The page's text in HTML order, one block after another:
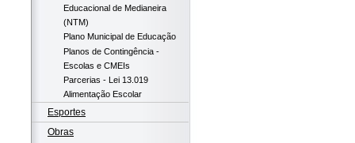
Educacional de Medianeira
(NTM)
Plano Municipal de Educação
Planos de Contingência -
Escolas e CMEIs
Parcerias - Lei 13.019
Alimentação Escolar
Esportes
Obras